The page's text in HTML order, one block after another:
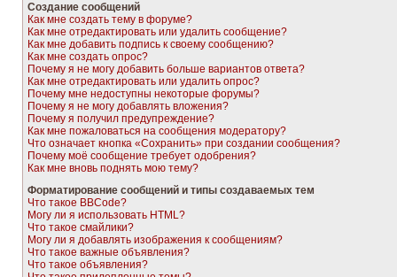
Создание сообщений
Как мне создать тему в форуме?
Как мне отредактировать или удалить сообщение?
Как мне добавить подпись к своему сообщению?
Как мне создать опрос?
Почему я не могу добавить больше вариантов ответа?
Как мне отредактировать или удалить опрос?
Почему мне недоступны некоторые форумы?
Почему я не могу добавлять вложения?
Почему я получил предупреждение?
Как мне пожаловаться на сообщения модератору?
Что означает кнопка «Сохранить» при создании сообщения?
Почему моё сообщение требует одобрения?
Как мне вновь поднять мою тему?
Форматирование сообщений и типы создаваемых тем
Что такое BBCode?
Могу ли я использовать HTML?
Что такое смайлики?
Могу ли я добавлять изображения к сообщениям?
Что такое важные объявления?
Что такое объявления?